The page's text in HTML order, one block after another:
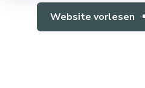
Website vorlesen